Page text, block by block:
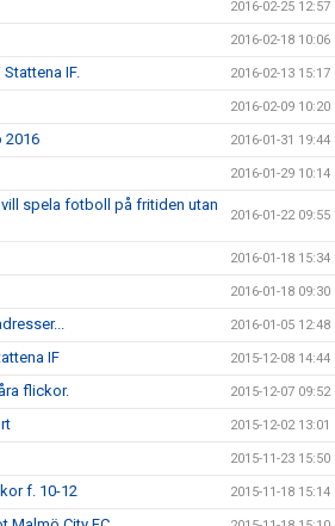
2016-02-25 12:57
2016-02-18 10:06
IF. 2016-02-13 15:17
2016-02-09 10:20
2016 2016-01-31 19:44
2016-01-29 10:14
spela fotboll på fritiden utan
2016-01-22 09:55
2016-01-18 15:34
2016-01-18 09:30
2016-01-05 12:48
IF 2015-12-08 14:44
flickor. 2015-12-07 09:52
2015-12-02 13:01
2015-11-23 15:50
f. 10-12 2015-11-18 15:14